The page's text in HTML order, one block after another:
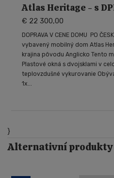
Atlas Heritage - s
€ 22 300,00
DOPRAVA V CENE DOMU PO
vybavený mobilný dom Atlas
krajina pôvodu Anglicko Tento
Plastové okná s dvojsklami v
teplovzdušné vykurovanie
1x...
}
Alternativní produkty